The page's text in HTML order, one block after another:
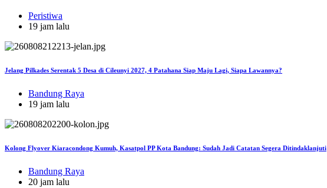
Peristiwa
19 jam lalu
Jelang Pilkades Serentak 5 Desa di Cileunyi 2027, 4 Patahana Siap Maju Lagi, Siapa Lawannya?
Bandung Raya
19 jam lalu
Kolong Flyover Kiaracondong Kumuh, Kasatpol PP Kota Bandung: Sudah Jadi Catatan Segera Ditindaklanjuti
Bandung Raya
20 jam lalu